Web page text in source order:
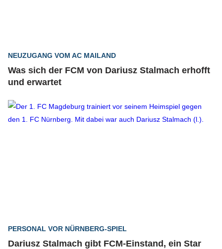
NEUZUGANG VOM AC MAILAND
Was sich der FCM von Dariusz Stalmach erhofft
und erwartet
PERSONAL VOR NÜRNBERG-SPIEL
Dariusz Stalmach gibt FCM-Einstand, ein Star